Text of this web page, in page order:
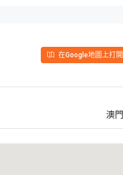
在Google地圖上打開
澳門